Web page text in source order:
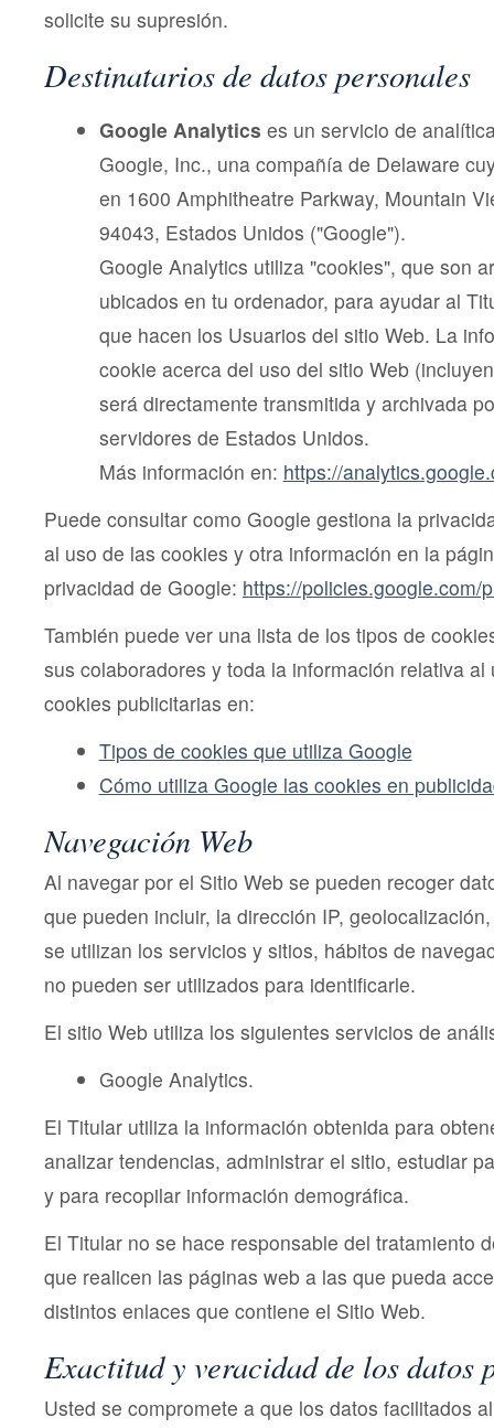
solicite su supresión.
Destinatarios de datos personales
Google Analytics es un servicio de
Google, Inc., una compañía de Delaware
en 1600 Amphitheatre Parkway, Mountain
94043, Estados Unidos ("Google").
Google Analytics utiliza "cookies", que son
ubicados en tu ordenador, para ayudar al
que hacen los Usuarios del sitio Web. La
cookie acerca del uso del sitio Web
será directamente transmitida y archivada
servidores de Estados Unidos.
Más información en: https://
Puede consultar como Google gestiona la
al uso de las cookies y otra información en la
privacidad de Google: https://policies.google.com/
También puede ver una lista de los tipos de
sus colaboradores y toda la información relativa
cookies publicitarias en:
Tipos de cookies que utiliza Google
Cómo utiliza Google las cookies en
Navegación Web
Al navegar por el Sitio Web se pueden recoger
que pueden incluir, la dirección IP,
se utilizan los servicios y sitios, hábitos de
no pueden ser utilizados para identificarle.
El sitio Web utiliza los siguientes servicios de
Google Analytics.
El Titular utiliza la información obtenida para
analizar tendencias, administrar el sitio, estudiar
y para recopilar información demográfica.
El Titular no se hace responsable del tratamiento
que realicen las páginas web a las que pueda
distintos enlaces que contiene el Sitio Web.
Exactitud y veracidad de los datos
Usted se compromete a que los datos facilitados